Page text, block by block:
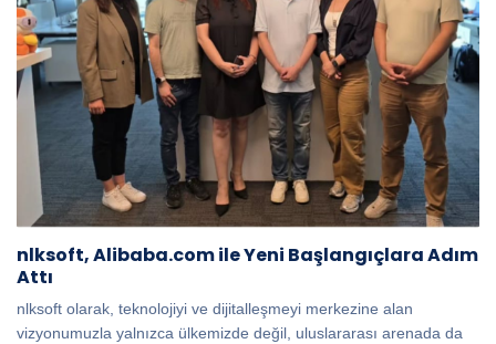
nlksoft, Alibaba.com ile Yeni Başlangıçlara Adım
Attı
nlksoft olarak, teknolojiyi ve dijitalleşmeyi merkezine alan
vizyonumuzla yalnızca ülkemizde değil, uluslararası arenada da